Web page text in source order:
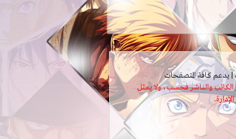
والناشر فحسب، ولا يمثل